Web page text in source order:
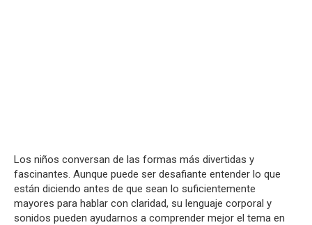
Los niños conversan de las formas más divertidas y
fascinantes. Aunque puede ser desafiante entender lo que
están diciendo antes de que sean lo suficientemente
mayores para hablar con claridad, su lenguaje corporal y
sonidos pueden ayudarnos a comprender mejor el tema en